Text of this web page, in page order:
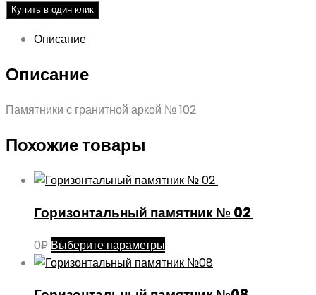
Купить в один клик
Описание
Описание
Памятники с гранитной аркой № 102
Похожие товары
Горизонтальный памятник № 02
0₽ Выберите параметры
товар